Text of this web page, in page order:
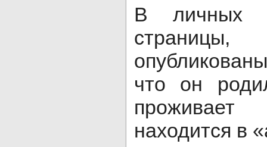
В личных
что он
находится в